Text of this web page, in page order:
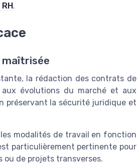
.
la rédaction des contrats de
évolutions du marché et aux
préservant la sécurité juridique et
modalités de travail en fonction
particulièrement pertinente pour
de projets transverses.